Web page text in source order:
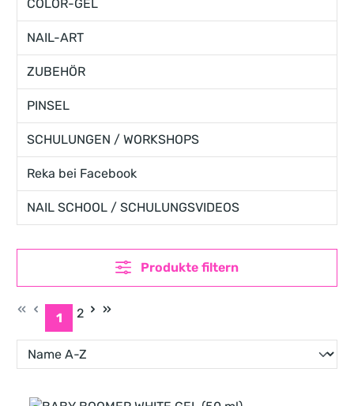
COLOR-GEL
NAIL-ART
ZUBEHÖR
PINSEL
SCHULUNGEN / WORKSHOPS
Reka bei Facebook
NAIL SCHOOL / SCHULUNGSVIDEOS
Produkte filtern
Seite
1 Seite
2